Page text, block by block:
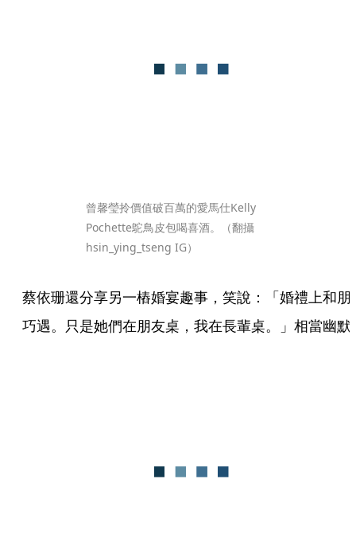
曾馨瑩拎價值破百萬的愛馬仕Kelly
Pochette鴕鳥皮包喝喜酒。（翻攝
hsin_ying_tseng IG）
蔡依珊還分享另一樁婚宴趣事，笑說：「婚禮上和朋
巧遇。只是她們在朋友桌，我在長輩桌。」相當幽默